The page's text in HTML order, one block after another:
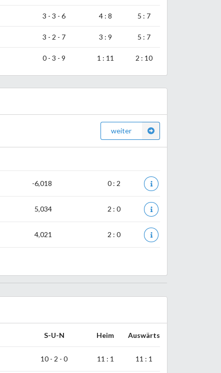
3 - 3 - 6 4 : 8 5 : 7
3 - 2 - 7 3 : 9 5 : 7
0 - 3 - 9 1 : 11 2 : 10
weiter
-6,018 0 : 2
5,034 2 : 0
4,021 2 : 0
S-U-N Heim Auswärts
10 - 2 - 0 11 : 1 11 : 1